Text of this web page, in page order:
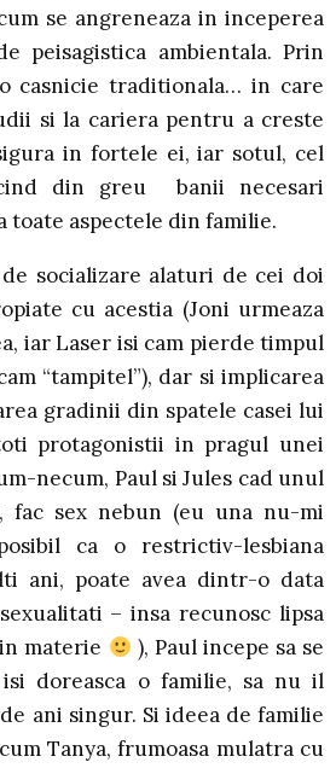
se angreneaza in inceperea
peisagistica ambientala. Prin
casnicie traditionala… in care
si la cariera pentru a creste
in fortele ei, iar sotul, cel
din greu banii necesari
aspectele din familie.
socializare alaturi de cei doi
cu acestia (Joni urmeaza
iar Laser isi cam pierde timpul
“tampitel”), dar si implicarea
gradinii din spatele casei lui
protagonistii in pragul unei
necum, Paul si Jules cad unul
fac sex nebun (eu una nu-mi
ca o restrictiv-lesbiana
ani, poate avea dintr-o data
– insa recunosc lipsa
materie
), Paul incepe sa se
isi doreasca o familie, sa nu il
ani singur. Si ideea de familie
Tanya, frumoasa mulatra cu